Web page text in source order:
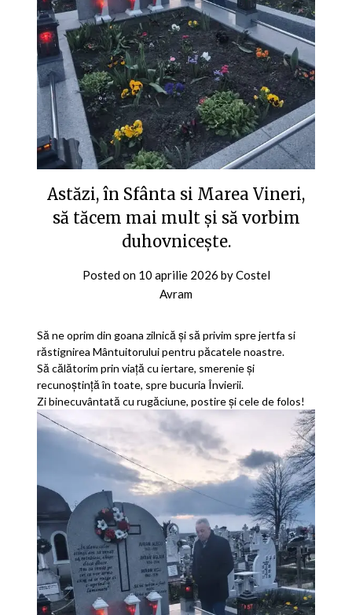
Astăzi, în Sfânta si Marea Vineri,
să tăcem mai mult și să vorbim
duhovnicește.
Posted on 10 aprilie 2026 byCostel
Avram
Să ne oprim din goana zilnică și să privim spre jertfa si
răstignirea Mântuitorului pentru păcatele noastre.
Să călătorim prin viață cu iertare, smerenie și
recunoștință în toate, spre bucuria Învierii.
Zi binecuvântată cu rugăciune, postire și cele de folos!